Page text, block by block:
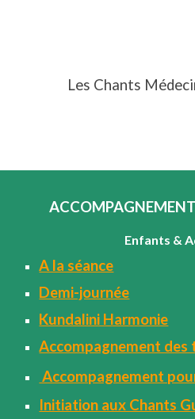
Les Chants
Enfants &
A la séance
Demi-journée
Kundalini Harmonie
Accompagnement des
Accompagnement
Initiation aux Chants